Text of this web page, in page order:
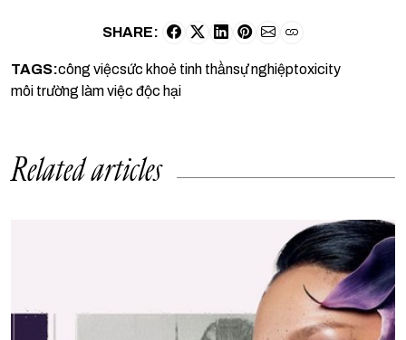
SHARE:
TAGS:công việcsức khoẻ tinh thầnsự nghiệptoxicity
môi trường làm việc độc hại
Related articles